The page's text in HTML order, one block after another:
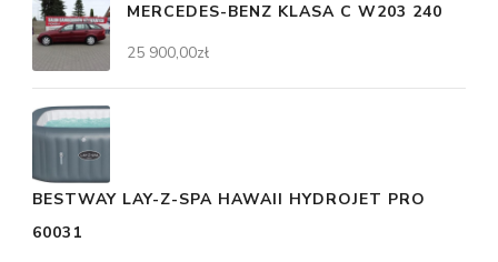
MERCEDES-BENZ KLASA C W203 240
25 900,00zł
BESTWAY LAY-Z-SPA HAWAII HYDROJET PRO
60031